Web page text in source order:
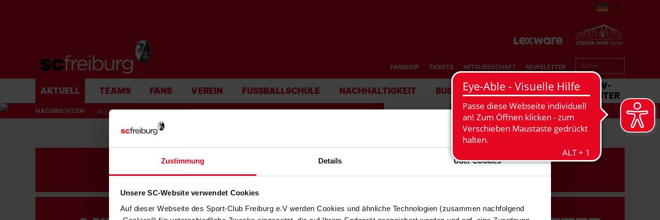
Zustimmung Details Über Cookies
Unsere SC-Website verwendet Cookies
Auf dieser Webseite des Sport-Club Freiburg e.V werden Cookies und ähnliche Technologien (zusammen nachfolgend
FANSHOP TICKETS MITGLIEDSCHAFT NEWSLETTER
AKTUELL TEAMS FANS VEREIN FUSSBALLSCHULE NACHHALTIGKEIT BUSINESS STADION MATCHCENTER
NACHRICHTEN ALLE NACHRICHTEN MÄNNER FRAUEN & MÄDCHEN U23 & JUNIOREN VEREIN NACHHALTIGKEIT
FAN WERDEN: